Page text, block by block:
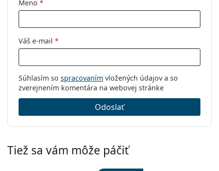
Meno *
Váš e-mail *
Súhlasím so spracovaním vložených údajov a so
zverejnením komentára na webovej stránke
Odoslať
Tiež sa vám môže páčiť